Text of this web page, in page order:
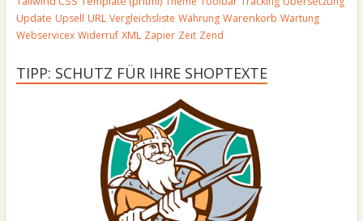
Update Upsell URL Vergleichsliste Währung Warenkorb Wartung
Webservicex Widerruf XML Zapier Zeit Zend
TIPP: SCHUTZ FÜR IHRE SHOPTEXTE